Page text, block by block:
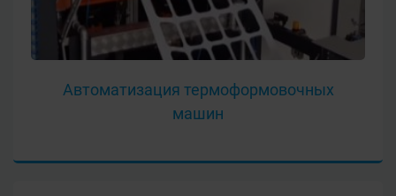
Автоматизация термоформовочных
машин